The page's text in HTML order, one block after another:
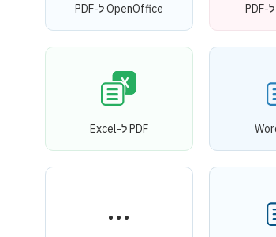
OpenOffice ל-PDF
PDF ל-Excel